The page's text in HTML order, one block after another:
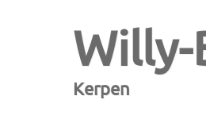
Willy-
Kerpen